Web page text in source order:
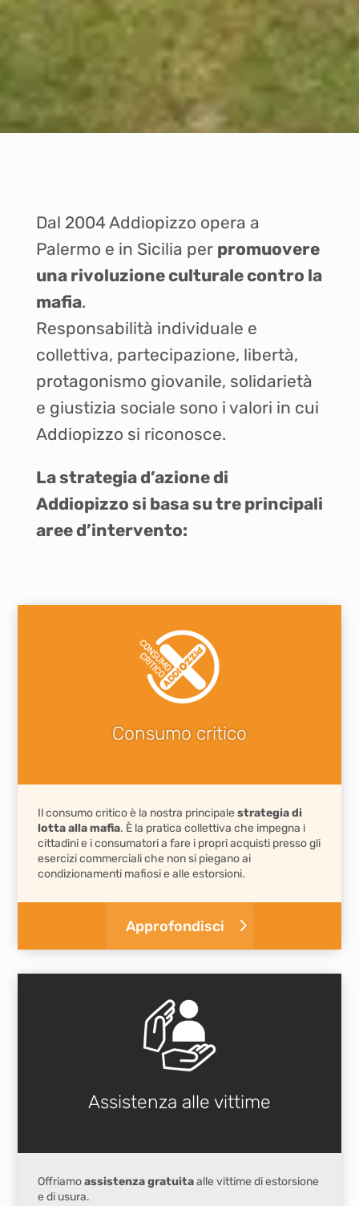
Dal 2004 Addiopizzo opera a
Palermo e in Sicilia per promuovere
una rivoluzione culturale contro la
mafia.
Responsabilità individuale e
collettiva, partecipazione, libertà,
protagonismo giovanile, solidarietà
e giustizia sociale sono i valori in cui
Addiopizzo si riconosce.
La strategia d’azione di
Addiopizzo si basa su tre principali
aree d’intervento:
Consumo critico
Il consumo critico è la nostra principalestrategia di
lotta alla mafia. È la pratica collettiva che impegna i
cittadini e i consumatori a fare i propri acquisti presso gli
esercizi commerciali che non si piegano ai
condizionamenti mafiosi e alle estorsioni.
Approfondisci
Assistenza alle vittime
Offriamoassistenza gratuitaalle vittime di estorsione
e di usura.